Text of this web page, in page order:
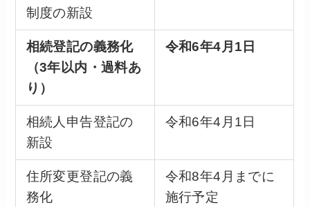
制度の新設
相続登記の義務化
（3年以内・過料あ
り）
令和6年4月1日
相続人申告登記の
新設
令和6年4月1日
住所変更登記の義
務化
令和8年4月までに
施行予定